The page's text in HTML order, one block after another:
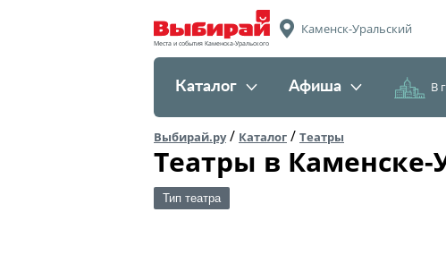
Места и события Каменска-Уральского
Каменск-Уральский
Каталог Афиша В
Выбирай.ру/ Каталог / Театры
Театры в Каменске-
Тип театра